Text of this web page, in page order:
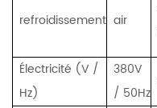
refroidissement air
Électricité (V /
Hz)
380V
/ 50Hz